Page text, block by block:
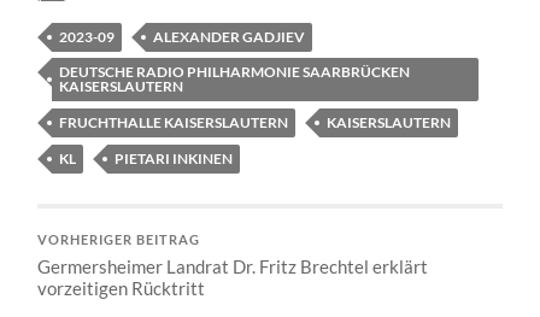
2023-09
ALEXANDER GADJIEV
DEUTSCHE RADIO PHILHARMONIE SAARBRÜCKEN
KAISERSLAUTERN
FRUCHTHALLE KAISERSLAUTERN
KAISERSLAUTERN
KL
PIETARI INKINEN
VORHERIGER BEITRAG
Germersheimer Landrat Dr. Fritz Brechtel erklärt
vorzeitigen Rücktritt